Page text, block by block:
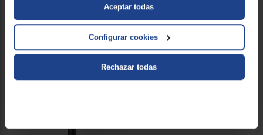
Aceptar todas
Configurar cookies
Rechazar todas
Comparar
Cepillo Dental Philips
SONICARE HX3681/5